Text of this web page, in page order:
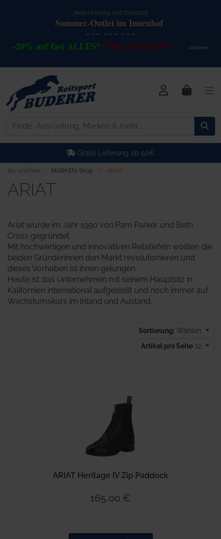
Jeden Freitag und Samstag:
Sommer-Outletim Innenhof
--- --- ---
-20% auf fast ALLES* Code: FINALSSV > Aktionen
Gratis Lieferung ab 50€
Sie sind hier: MARKEN-Shop ARIAT
ARIAT
Ariat wurde im Jahr 1990 von Pam Parker und Beth
Cross gegründet.
Mit hochwertigen und innovativen Reitstiefeln wollten die
beiden Gründerinnen den Markt revolutionieren und
dieses Vorhaben ist ihnen gelungen.
Heute ist das Unternehmen mit seinem Hauptsitz in
Kalifornien international aufgestellt und noch immer auf
Wachstumskurs im Inland und Ausland.
Sortierung: Wählen
Artikel pro Seite 12
ARIAT Heritage IV Zip Paddock
165,00 €